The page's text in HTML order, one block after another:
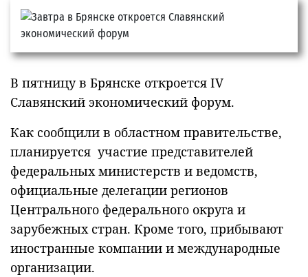
В пятницу в Брянске откроется IV
Славянский экономический форум.
Как сообщили в областном правительстве,
планируется участие представителей
федеральных министерств и ведомств,
официальные делегации регионов
Центрального федерального округа и
зарубежных стран. Кроме того, прибывают
иностранные компании и международные
организации.